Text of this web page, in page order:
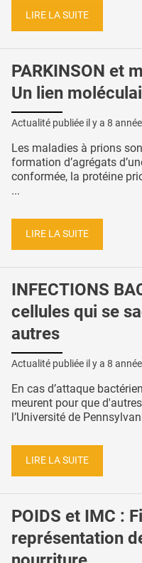
LIRE LA SUITE
PARKINSON et
Un lien
Actualité publiée il y a 8
Les maladies à prions
formation d’agrégats
conformée, la protéine
...
LIRE LA SUITE
INFECTIONS
cellules qui se
autres
Actualité publiée il y a 8
En cas d’attaque
meurent pour que
l’Université de
LIRE LA SUITE
POIDS et IMC :
représentation